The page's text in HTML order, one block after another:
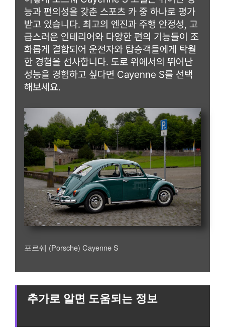
능과 편의성을 갖춘 스포츠 카 중 하나로 평가
받고 있습니다. 최고의 엔진과 주행 안정성, 고
급스러운 인테리어와 다양한 편의 기능들이 조
화롭게 결합되어 운전자와 탑승객들에게 탁월
한 경험을 선사합니다. 도로 위에서의 뛰어난
성능을 경험하고 싶다면 Cayenne S를 선택
해보세요.
포르쉐 (Porsche) Cayenne S
추가로 알면 도움되는 정보